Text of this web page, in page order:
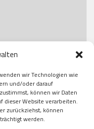
wir Technologien wie
und/oder darauf
können wir Daten
dieser Website verarbeiten.
zurückziehst, können
werden.